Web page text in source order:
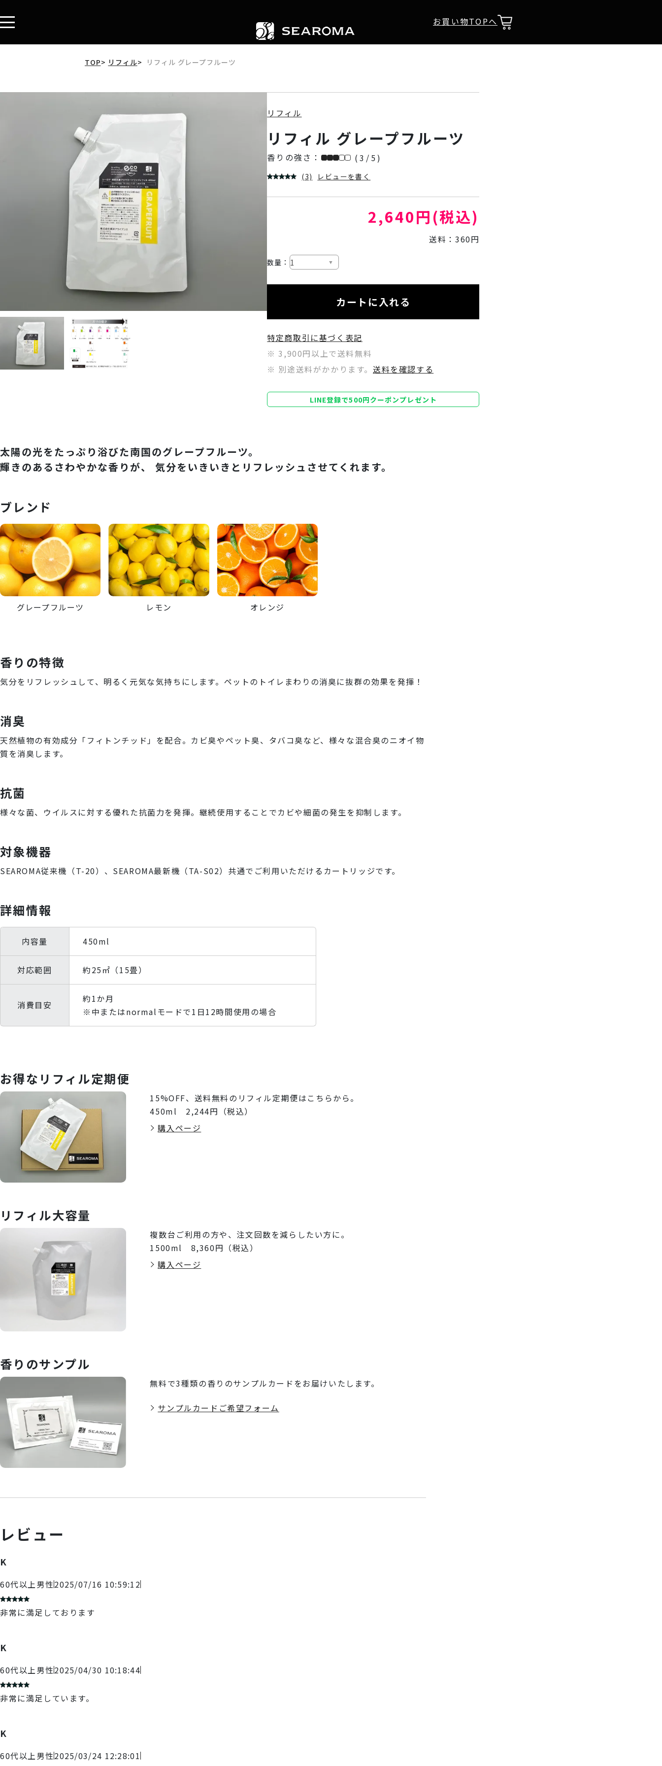
お買い物TOPへ
TOP リフィル リフィル グレープフルーツ
リフィル
リフィル グレープフルーツ
香りの強さ： ( 3 / 5 )
(3) レビューを書く
2,640円(税込)
送料：360円
数量：
カートに入れる
特定商取引に基づく表記
※ 3,900円以上で送料無料
※ 別途送料がかかります。送料を確認する
LINE登録で500円クーポンプレゼント
太陽の光をたっぷり浴びた南国のグレープフルーツ。
輝きのあるさわやかな香りが、 気分をいきいきとリフレッシュさせてくれます。
ブレンド
グレープフルーツ レモン オレンジ
香りの特徴
気分をリフレッシュして、明るく元気な気持ちにします。ペットのトイレまわりの消臭に抜群の効果を発揮！
消臭
天然植物の有効成分「フィトンチッド」を配合。カビ臭やペット臭、タバコ臭など、様々な混合臭のニオイ物
質を消臭します。
抗菌
様々な菌、ウイルスに対する優れた抗菌力を発揮。継続使用することでカビや細菌の発生を抑制します。
対象機器
SEAROMA従来機（T-20）、SEAROMA最新機（TA-S02）共通でご利用いただけるカートリッジです。
詳細情報
内容量 450ml
対応範囲 約25㎡（15畳）
消費目安
約1か月
※中またはnormalモードで1日12時間使用の場合
お得なリフィル定期便
15%OFF、送料無料のリフィル定期便はこちらから。
450ml 2,244円（税込）
購入ページ
リフィル大容量
複数台ご利用の方や、注文回数を減らしたい方に。
1500ml 8,360円（税込）
購入ページ
香りのサンプル
無料で3種類の香りのサンプルカードをお届けいたします。
サンプルカードご希望フォーム
レビュー
K
60代以上 男性2025/07/16 10:59:12
非常に満足しております
K
60代以上 男性2025/04/30 10:18:44
非常に満足しています。
K
60代以上 男性2025/03/24 12:28:01